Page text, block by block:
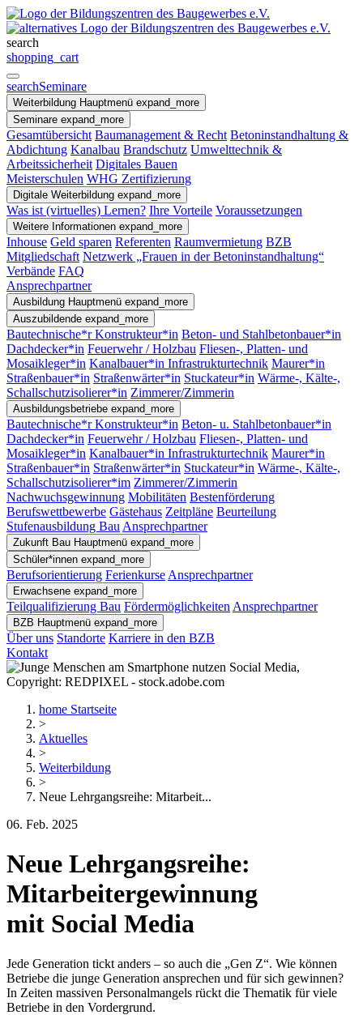
search
shopping_cart
searchSeminare
Weiterbildung Hauptmenü expand_more
Seminare expand_more
Gesamtübersicht Baumanagement & Recht Betoninstandhaltung &
Abdichtung Kanalbau Brandschutz Umwelttechnik &
Arbeitssicherheit Digitales Bauen
Meisterschulen WHG Zertifizierung
Digitale Weiterbildung expand_more
Was ist (virtuelles) Lernen? Ihre Vorteile Voraussetzungen
Weitere Informationen expand_more
Inhouse Geld sparen Referenten Raumvermietung BZB
Mitgliedschaft Netzwerk „Frauen in der Betoninstandhaltung“
Verbände FAQ
Ansprechpartner
Ausbildung Hauptmenü expand_more
Auszubildende expand_more
Bautechnische*r Konstrukteur*in Beton- und Stahlbetonbauer*in
Dachdecker*in Feuerwehr / Holzbau Fliesen-, Platten- und
Mosaikleger*in Kanalbauer*in Infrastrukturtechnik Maurer*in
Straßenbauer*in Straßenwärter*in Stuckateur*in Wärme-, Kälte-,
Schallschutzisolierer*in Zimmerer/Zimmerin
Ausbildungsbetriebe expand_more
Bautechnische*r Konstrukteur*in Beton- u. Stahlbetonbauer*in
Dachdecker*in Feuerwehr / Holzbau Fliesen-, Platten- und
Mosaikleger*in Kanalbauer*in Infrastrukturtechnik Maurer*in
Straßenbauer*in Straßenwärter*in Stuckateur*in Wärme-, Kälte-,
Schallschutzisolierer*im Zimmerer/Zimmerin
Nachwuchsgewinnung Mobilitäten Bestenförderung
Berufswettbewerbe Gästehaus Zeitpläne Beurteilung
Stufenausbildung Bau Ansprechpartner
Zukunft Bau Hauptmenü expand_more
Schüler*innen expand_more
Berufsorientierung Ferienkurse Ansprechpartner
Erwachsene expand_more
Teilqualifizierung Bau Fördermöglichkeiten Ansprechpartner
BZB Hauptmenü expand_more
Über uns Standorte Karriere in den BZB
Kontakt
home Startseite
>
Aktuelles
>
Weiterbildung
>
Neue Lehrgangsreihe: Mitarbeit...
06. Feb. 2025
Neue Lehrgangsreihe:
Mitarbeitergewinnung
mit Social Media
Jede Generation tickt anders – so auch die „Gen Z“. Wie können
Betriebe die junge Generation ansprechen und für sich gewinnen?
In Zeiten massiven Personalmangels rückt die Thematik für viele
Betriebe in den Vordergrund.